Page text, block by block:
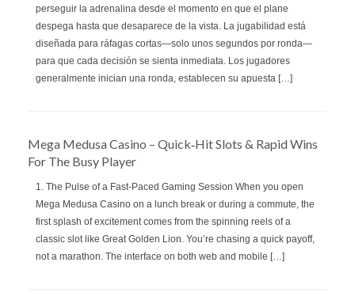
perseguir la adrenalina desde el momento en que el plane
despega hasta que desaparece de la vista. La jugabilidad está
diseñada para ráfagas cortas—solo unos segundos por ronda—
para que cada decisión se sienta inmediata. Los jugadores
generalmente inician una ronda, establecen su apuesta […]
Mega Medusa Casino – Quick‑Hit Slots & Rapid Wins
For The Busy Player
1. The Pulse of a Fast‑Paced Gaming Session When you open
Mega Medusa Casino on a lunch break or during a commute, the
first splash of excitement comes from the spinning reels of a
classic slot like Great Golden Lion. You’re chasing a quick payoff,
not a marathon. The interface on both web and mobile […]